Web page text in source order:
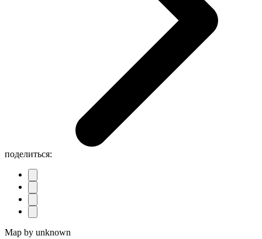
поделиться:
Map by unknown